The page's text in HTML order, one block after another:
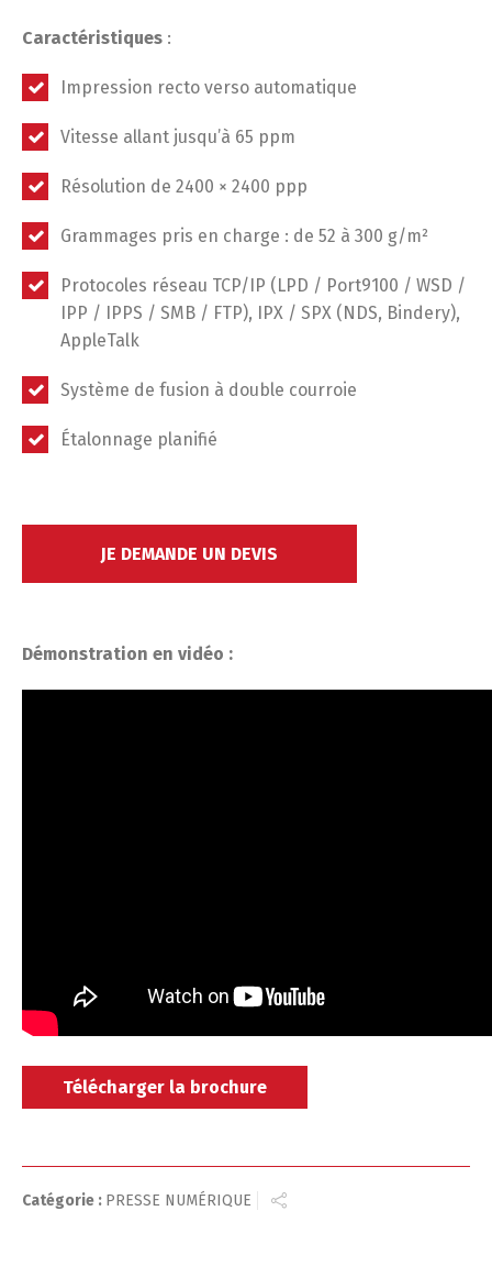
Caractéristiques :
Impression recto verso automatique
Vitesse allant jusqu’à 65 ppm
Résolution de 2400 × 2400 ppp
Grammages pris en charge : de 52 à 300 g/m²
Protocoles réseau TCP/IP (LPD / Port9100 / WSD /
IPP / IPPS / SMB / FTP), IPX / SPX (NDS, Bindery),
AppleTalk
Système de fusion à double courroie
Étalonnage planifié
JE DEMANDE UN DEVIS
Démonstration en vidéo :
Télécharger la brochure
Catégorie : PRESSE NUMÉRIQUE